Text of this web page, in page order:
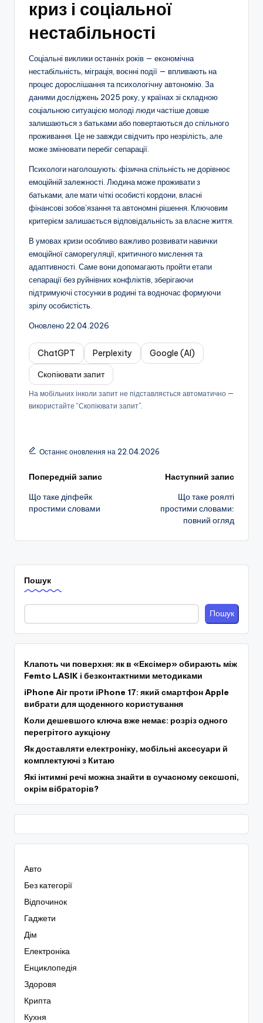
криз і соціальної
нестабільності
Соціальні виклики останніх років — економічна
нестабільність, міграція, воєнні події — впливають на
процес дорослішання та психологічну автономію. За
даними досліджень 2025 року, у країнах зі складною
соціальною ситуацією молоді люди частіше довше
залишаються з батьками або повертаються до спільного
проживання. Це не завжди свідчить про незрілість, але
може змінювати перебіг сепарації.
Психологи наголошують: фізична спільність не дорівнює
емоційній залежності. Людина може проживати з
батьками, але мати чіткі особисті кордони, власні
фінансові зобов’язання та автономні рішення. Ключовим
критерієм залишається відповідальність за власне життя.
В умовах кризи особливо важливо розвивати навички
емоційної саморегуляції, критичного мислення та
адаптивності. Саме вони допомагають пройти етапи
сепарації без руйнівних конфліктів, зберігаючи
підтримуючі стосунки в родині та водночас формуючи
зрілу особистість.
Оновлено 22.04.2026
ChatGPT Perplexity
Google (AI)
Скопіювати запит
На мобільних інколи запит не підставляється автоматично —
використайте “Скопіювати запит”.
Останнє оновлення на 22.04.2026
Навігація
по
Попередній запис
Що таке діпфейк
простими словами
Наступний запис
Що таке роялті
простими словами:
повний огляд
Пошук
Пошук
Клапоть чи поверхня: як в «Ексімер» обирають між
Femto LASIK і безконтактними методиками
iPhone Air проти iPhone 17: який смартфон Apple
вибрати для щоденного користування
Коли дешевшого ключа вже немає: розріз одного
перегрітого аукціону
Як доставляти електроніку, мобільні аксесуари й
комплектуючі з Китаю
Які інтимні речі можна знайти в сучасному сексшопі,
окрім вібраторів?
Авто
Без категорії
Відпочинок
Гаджети
Дім
Електроніка
Енциклопедія
Здоровя
Крипта
Кухня